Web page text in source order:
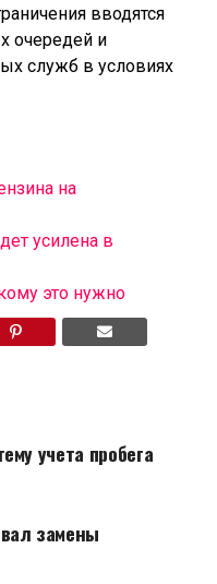
вводятся
очередей и
служб в условиях
на
усилена в
это нужно
учета пробега
замены